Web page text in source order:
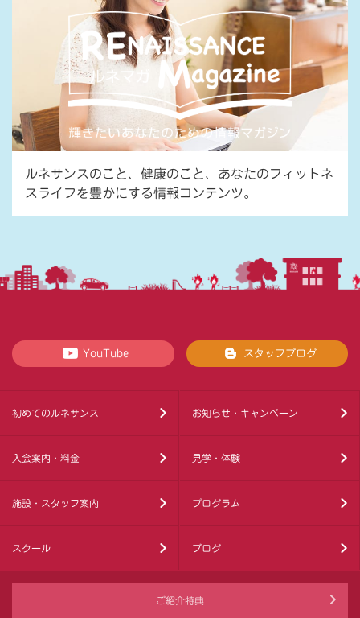
ルネサンスのこと、健康のこと、あなたのフィットネ
スライフを豊かにする情報コンテンツ。
YouTube スタッフブログ
初めてのルネサンス お知らせ・キャンペーン
入会案内・料金 見学・体験
施設・スタッフ案内 プログラム
スクール ブログ
ご紹介特典